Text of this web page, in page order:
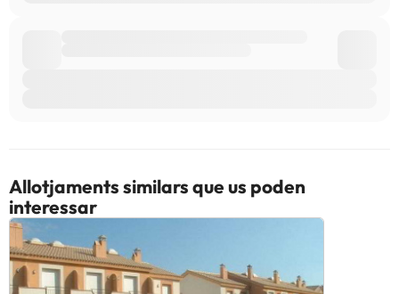
Allotjaments similars que us poden
interessar